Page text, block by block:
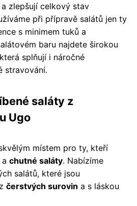
zlepšují celkový stav
při přípravě salátů jen ty
s minimem tuků a
baru najdete širokou
splňují i náročné
stravování.
saláty z
Ugo
místem pro ty, kteří
chutné saláty. Nabízíme
salátů, které jsou
čerstvých surovin a s láskou